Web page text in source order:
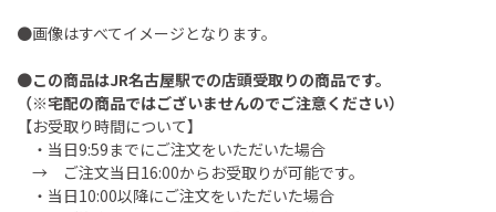
●画像はすべてイメージとなります。
●この商品はJR名古屋駅での店頭受取りの商品です。
（※宅配の商品ではございませんのでご注意ください）
【お受取り時間について】
・当日9:59までにご注文をいただいた場合
→ ご注文当日16:00からお受取りが可能です。
・当日10:00以降にご注文をいただいた場合